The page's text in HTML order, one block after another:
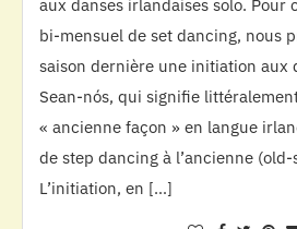
aux danses irlandaises solo. Pour
bi-mensuel de set dancing, nous
saison dernière une initiation aux
Sean-nós, qui signifie
« ancienne façon » en langue
de step dancing à l’ancienne (old-
L’initiation, en […]